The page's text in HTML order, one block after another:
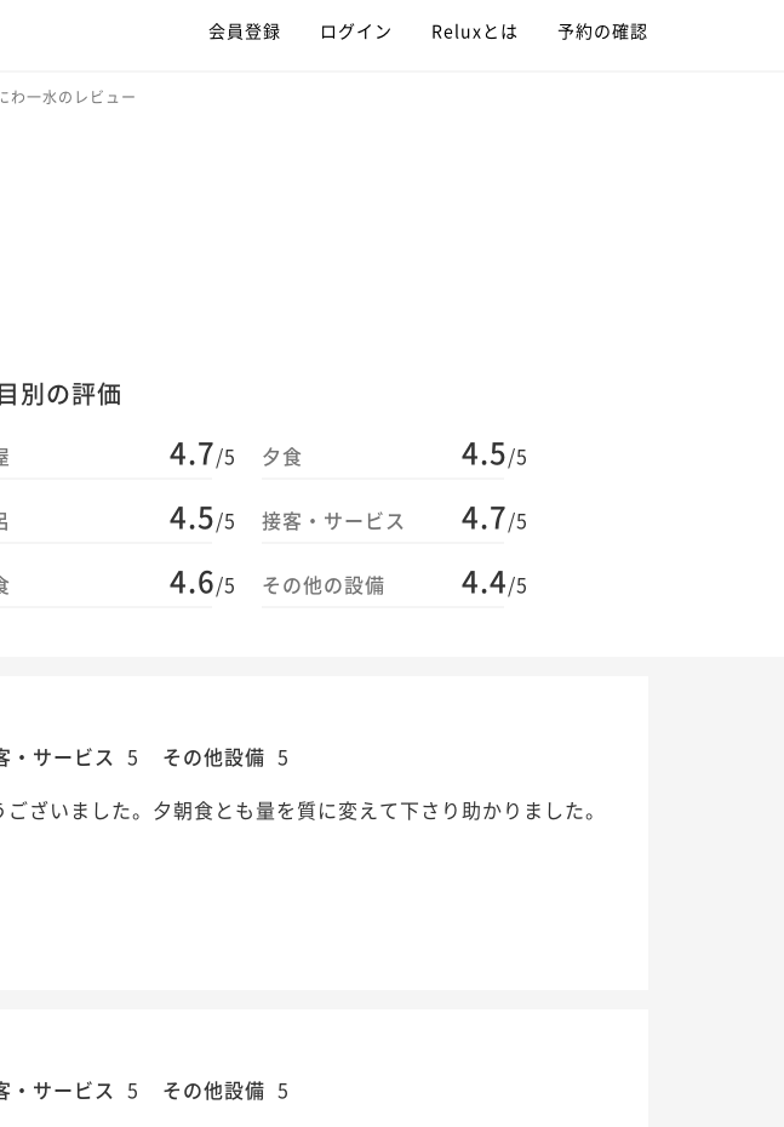
会員登録 ログイン Reluxとは 予約の確認
わ一水のレビュー
別の評価
4.7/5
4.5/5
4.6/5
夕食 4.5/5
接客・サービス 4.7/5
その他の設備 4.4/5
・サービス 5 その他設備 5
ざいました。夕朝食とも量を質に変えて下さり助かりました。
・サービス 5 その他設備 5